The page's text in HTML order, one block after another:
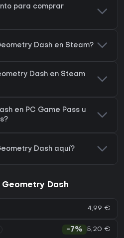
para comprar
Dash en Steam?
Dash en Steam
en PC Game Pass u
Dash aquí?
Dash
4,99 €
-7% 5,20 €